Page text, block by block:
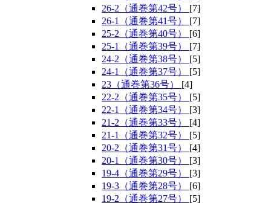
26-2（通巻第42号） [7]
26-1（通巻第41号） [7]
25-2（通巻第40号） [6]
25-1（通巻第39号） [7]
24-2（通巻第38号） [5]
24-1（通巻第37号） [5]
23（通巻第36号） [4]
22-2（通巻第35号） [5]
22-1（通巻第34号） [3]
21-2（通巻第33号） [4]
21-1（通巻第32号） [5]
20-2（通巻第31号） [4]
20-1（通巻第30号） [3]
19-4（通巻第29号） [3]
19-3（通巻第28号） [6]
19-2（通巻第27号） [5]